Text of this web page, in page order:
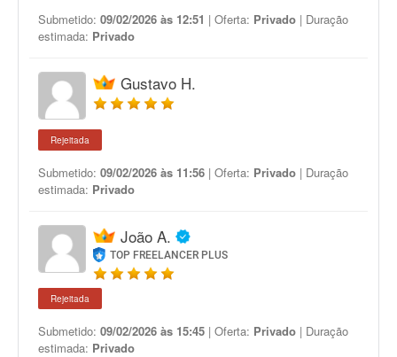
Submetido: 09/02/2026 às 12:51 | Oferta: Privado | Duração
estimada: Privado
Gustavo H.
Rejeitada
Submetido: 09/02/2026 às 11:56 | Oferta: Privado | Duração
estimada: Privado
João A.
TOP FREELANCER PLUS
Rejeitada
Submetido: 09/02/2026 às 15:45 | Oferta: Privado | Duração
estimada: Privado